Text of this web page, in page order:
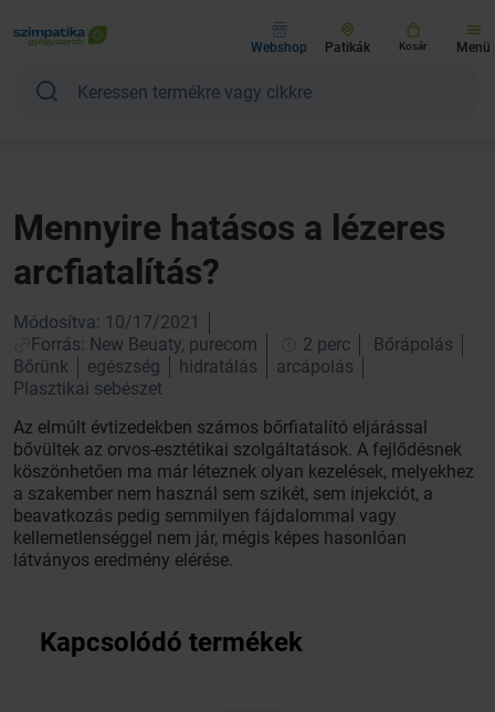
Webshop Patikák Kosár Menü
Mennyire hatásos a lézeres
arcfiatalítás?
Módosítva: 10/17/2021
Forrás: New Beuaty, purecom
2 perc
Bőrápolás
Bőrünk
egészség hidratálás
arcápolás
Plasztikai sebészet
Az elmúlt évtizedekben számos bőrfiatalító eljárással
bővültek az orvos-esztétikai szolgáltatások. A fejlődésnek
köszönhetően ma már léteznek olyan kezelések, melyekhez
a szakember nem használ sem szikét, sem injekciót, a
beavatkozás pedig semmilyen fájdalommal vagy
kellemetlenséggel nem jár, mégis képes hasonlóan
látványos eredmény elérése.
Kapcsolódó termékek